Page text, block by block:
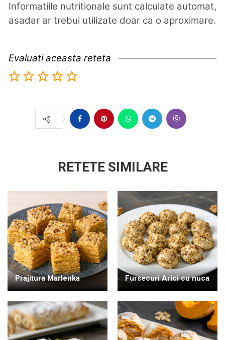
Informatiile nutritionale sunt calculate automat,
asadar ar trebui utilizate doar ca o aproximare.
Evaluati aceasta reteta
RETETE SIMILARE
Prajitura Marlenka Fursecuri Arici cu nuca